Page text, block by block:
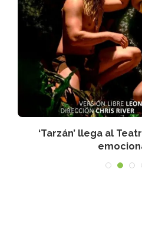
‘Tarzán’ llega al